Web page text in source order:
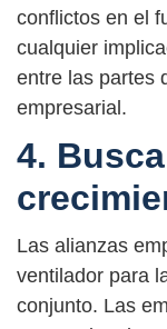
conflictos en el
cualquier
entre las partes
empresarial.
4.
Las alianzas
ventilador para
conjunto. Las